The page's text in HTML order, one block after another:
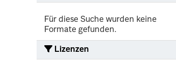
Für diese Suche wurden keine
Formate gefunden.
Lizenzen